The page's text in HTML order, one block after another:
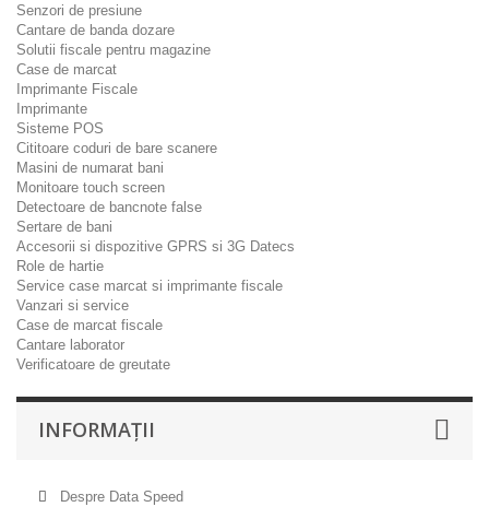
Senzori de presiune
Cantare de banda dozare
Solutii fiscale pentru magazine
Case de marcat
Imprimante Fiscale
Imprimante
Sisteme POS
Cititoare coduri de bare scanere
Masini de numarat bani
Monitoare touch screen
Detectoare de bancnote false
Sertare de bani
Accesorii si dispozitive GPRS si 3G Datecs
Role de hartie
Service case marcat si imprimante fiscale
Vanzari si service
Case de marcat fiscale
Cantare laborator
Verificatoare de greutate
INFORMAŢII
Despre Data Speed